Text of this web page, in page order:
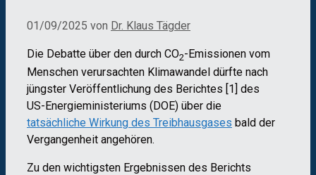
01/09/2025 von Dr. Klaus Tägder
Die Debatte über den durch CO2-Emissionen vom
Menschen verursachten Klimawandel dürfte nach
jüngster Veröffentlichung des Berichtes [1] des
US-Energieministeriums (DOE) über die
tatsächliche Wirkung des Treibhausgases bald der
Vergangenheit angehören.
Zu den wichtigsten Ergebnissen des Berichts